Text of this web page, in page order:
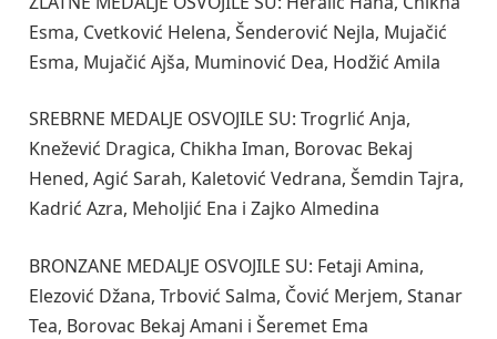
Esma, Cvetković Helena, Šenderović Nejla, Mujačić
Esma, Mujačić Ajša, Muminović Dea, Hodžić Amila
SREBRNE MEDALJE OSVOJILE SU: Trogrlić Anja,
Knežević Dragica, Chikha Iman, Borovac Bekaj
Hened, Agić Sarah, Kaletović Vedrana, Šemdin Tajra,
Kadrić Azra, Meholjić Ena i Zajko Almedina
BRONZANE MEDALJE OSVOJILE SU: Fetaji Amina,
Elezović Džana, Trbović Salma, Čović Merjem, Stanar
Tea, Borovac Bekaj Amani i Šeremet Ema